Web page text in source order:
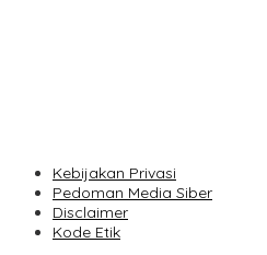
Kebijakan Privasi
Pedoman Media Siber
Disclaimer
Kode Etik